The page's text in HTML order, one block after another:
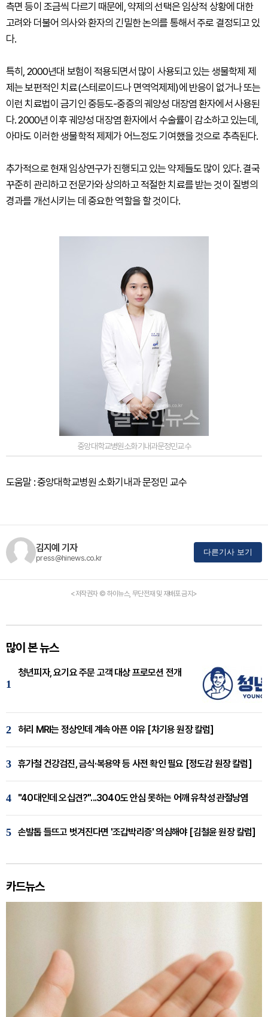
측면 등이 조금씩 다르기 때문에, 약제의 선택은 임상적 상황에 대한
고려와 더불어 의사와 환자의 긴밀한 논의를 통해서 주로 결정되고 있
다.
특히, 2000년대 보험이 적용되면서 많이 사용되고 있는 생물학제 제
제는 보편적인 치료(스테로이드나 면역억제제)에 반응이 없거나 또는
이런 치료법이 금기인 중등도-중증의 궤양성 대장염 환자에서 사용된
다. 2000년 이후 궤양성 대장염 환자에서 수술률이 감소하고 있는데,
아마도 이러한 생물학적 제제가 어느정도 기여했을 것으로 추측된다.
추가적으로 현재 임상연구가 진행되고 있는 약제들도 많이 있다. 결국
꾸준히 관리하고 전문가와 상의하고 적절한 치료를 받는 것이 질병의
경과를 개선시키는 데 중요한 역할을 할 것이다.
중앙대학교병원소화기내과문정민교수
도움말 : 중앙대학교병원 소화기내과 문정민 교수
김지예 기자
press@hinews.co.kr
다른기사 보기
<저작권자 © 하이뉴스, 무단전재 및 재배포 금지>
많이 본 뉴스
1
청년피자, 요기요 주문 고객 대상 프로모션 전개
2 허리 MRI는 정상인데 계속 아픈 이유 [차기용 원장 칼럼]
3 휴가철 건강검진, 금식·복용약 등 사전 확인 필요 [정도감 원장 칼럼]
4 "40대인데 오십견?"...3040도 안심 못하는 어깨 유착성 관절낭염
5 손발톱 들뜨고 벗겨진다면 '조갑박리증' 의심해야 [김철윤 원장 칼럼]
카드뉴스